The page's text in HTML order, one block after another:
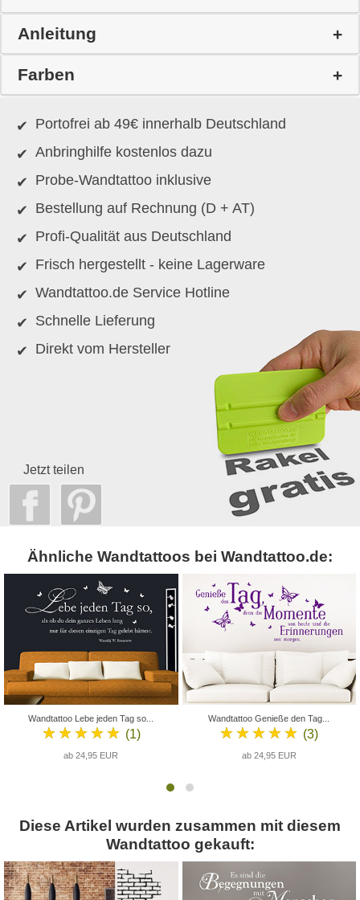
Anleitung
Farben
Portofrei ab 49€ innerhalb Deutschland
Anbringhilfe kostenlos dazu
Probe-Wandtattoo inklusive
Bestellung auf Rechnung (D + AT)
Profi-Qualität aus Deutschland
Frisch hergestellt - keine Lagerware
Wandtattoo.de Service Hotline
Schnelle Lieferung
Direkt vom Hersteller
Jetzt teilen
Ähnliche Wandtattoos bei Wandtattoo.de:
Wandtattoo Lebe jeden Tag so...
★★★★★ (1)
ab 24,95 EUR
Wandtattoo Genieße den Tag...
★★★★★ (3)
ab 24,95 EUR
Diese Artikel wurden zusammen mit diesem
Wandtattoo gekauft: